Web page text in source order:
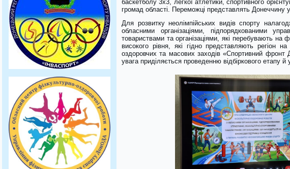
баскетболу 3х3, легкої атлетики, спортивного
громад області. Переможці представлять
Для розвитку неолімпійських видів спорту
обласними організаціями, підпорядкованими
товариствами та організаціями, які перебувають на
високого рівня, які гідно представляють регіон
оздоровчих та масових заходів «Спортивний
увага приділяється проведенню відбіркового етапу